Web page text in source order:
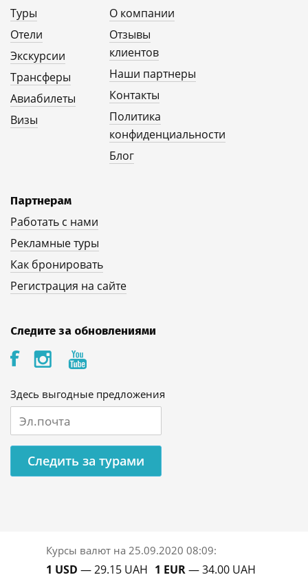
Туры
Отели
Экскурсии
Трансферы
Авиабилеты
Визы
О компании
Отзывы
клиентов
Наши партнеры
Контакты
Политика
конфиденциальности
Блог
Партнерам
Работать с нами
Рекламные туры
Как бронировать
Регистрация на сайте
Следите за обновлениями
Здесь выгодные предложения
Следить за турами
Курсы валют на 25.09.2020 08:09:
1 USD — 29.15 UAH 1 EUR— 34.00 UAH